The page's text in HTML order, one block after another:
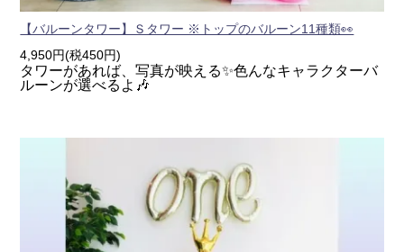
【バルーンタワー】Ｓタワー ※トップのバルーン11種類👀
4,950円(税450円)
タワーがあれば、写真が映える✨色んなキャラクターバ
ルーンが選べるよ🎶